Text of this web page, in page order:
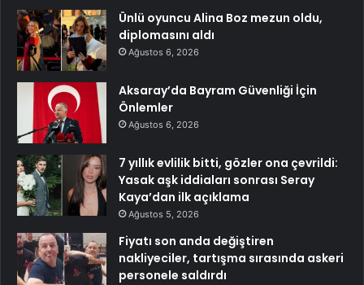
Ünlü oyuncu Alina Boz mezun oldu,
diplomasını aldı
Ağustos 6, 2026
Aksaray’da Bayram Güvenliği İçin
Önlemler
Ağustos 6, 2026
7 yıllık evlilik bitti, gözler ona çevrildi:
Yasak aşk iddiaları sonrası Seray
Kaya’dan ilk açıklama
Ağustos 5, 2026
Fiyatı son anda değiştiren
nakliyeciler, tartışma sırasında askeri
personele saldırdı